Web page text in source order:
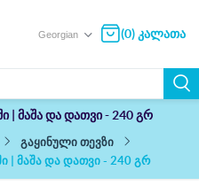
(0) კალათა
| მაშა და დათვი - 240 გრ
გაყინული თევზი
| მაშა და დათვი - 240 გრ